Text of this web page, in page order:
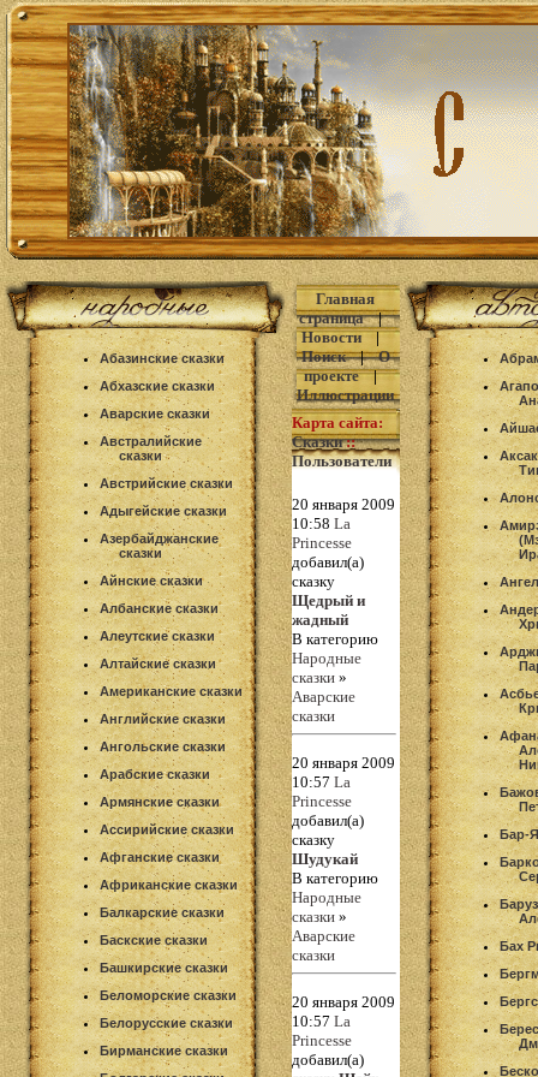
Абазинские сказки
Абхазские сказки
Аварские сказки
Австралийские
сказки
Австрийские сказки
Адыгейские сказки
Азербайджанские
сказки
Айнские сказки
Албанские сказки
Алеутские сказки
Алтайские сказки
Американские сказки
Английские сказки
Ангольские сказки
Арабские сказки
Армянские сказки
Ассирийские сказки
Афганские сказки
Африканские сказки
Балкарские сказки
Баскские сказки
Башкирские сказки
Беломорские сказки
Белорусские сказки
Бирманские сказки
Главная
страница|
Новости|
Поиск|О
проекте|
Иллюстрации
Карта сайта:
Сказки::
Пользователи
20 января 2009
10:58 La
Princesse
добавил(а)
сказку
Щедрый и
жадный
В категорию
Народные
сказки »
Аварские
сказки
20 января 2009
10:57 La
Princesse
добавил(а)
сказку
Шудукай
В категорию
Народные
сказки »
Аварские
сказки
20 января 2009
10:57 La
Princesse
добавил(а)
Бар-
Бах